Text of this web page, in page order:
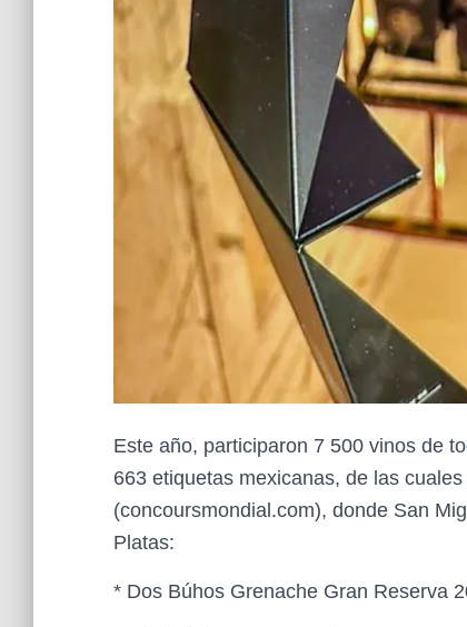
Este año, participaron 7 500 vinos de
663 etiquetas mexicanas, de las
(concoursmondial.com), donde San
Platas:
* Dos Búhos Grenache Gran Reserva